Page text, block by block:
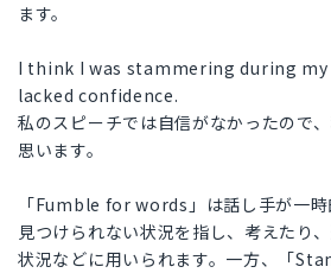
ます。
I think I was stammering during my
lacked confidence.
私のスピーチでは自信がなかったので
思います。
「Fumble for words」は話し手が一
見つけられない状況を指し、考えたり
状況などに用いられます。一方、「